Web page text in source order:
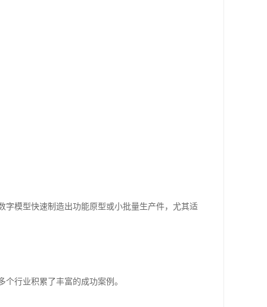
字模型快速制造出功能原型或小批量生产件，尤其适
行业积累了丰富的成功案例。